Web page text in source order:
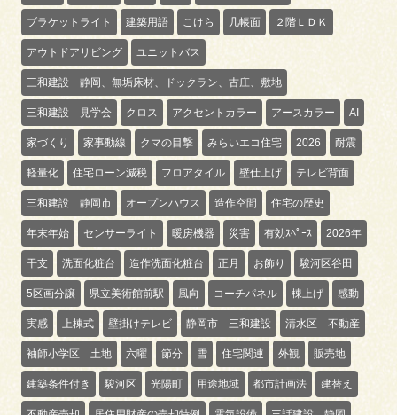
ブラケットライト 建築用語 こけら 几帳面 ２階ＬＤＫ
アウトドアリビング ユニットバス
三和建設 静岡、無垢床材、ドックラン、古庄、敷地
三和建設 見学会 クロス アクセントカラー アースカラー AI
家づくり 家事動線 クマの目撃 みらいエコ住宅 2026 耐震
軽量化 住宅ローン減税 フロアタイル 壁仕上げ テレビ背面
三和建設 静岡市 オープンハウス 造作空間 住宅の歴史
年末年始 センサーライト 暖房機器 災害 有効ｽﾍﾟｰｽ 2026年
干支 洗面化粧台 造作洗面化粧台 正月 お飾り 駿河区谷田
5区画分譲 県立美術館前駅 風向 コーチパネル 棟上げ 感動
実感 上棟式 壁掛けテレビ 静岡市 三和建設 清水区 不動産
袖師小学区 土地 六曜 節分 雪 住宅関連 外観 販売地
建築条件付き 駿河区 光陽町 用途地域 都市計画法 建替え